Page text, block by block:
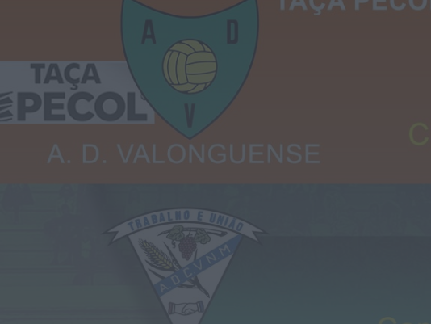
Castanheira do Vouga